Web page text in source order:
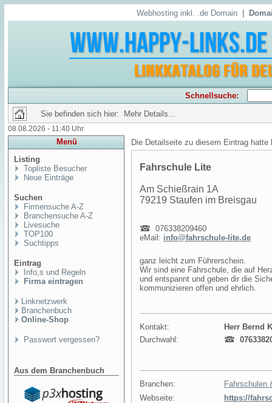
Webhosting inkl. .de Domain
Schnellsuche:
Sie befinden sich hier: Mehr Details...
08.08.2026 - 11:40 Uhr
Menü
Listing
Topliste Besucher
Neue Einträge
Suchen
Firmensuche A-Z
Branchensuche A-Z
Livesuche
TOP100
Suchtipps
Eintrag
Info,s und Regeln
Firma eintragen
Linknetzwerk
Branchenbuch
Online-Shop
Passwort vergessen?
Aus dem Branchenbuch
Die Detailseite zu diesem Eintrag
Fahrschule Lite
Am Schießrain 1A
79219 Staufen im Breisgau
076338209460
eMail: info@fahrschule-lite.de
ganz leicht zum Führerschein.
Wir sind eine Fahrschule, die auf
und entspannt und geben dir die
kommunizieren offen und ehrlich.
Kontakt:
Herr Bernd
Durchwahl:
Branchen:
Fahrschulen
Webseite:
https://